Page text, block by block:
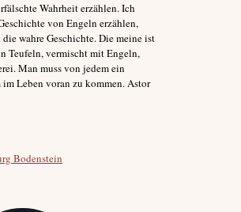
Wahrheit erzählen. Ich
von Engeln erzählen,
die wahre Geschichte. Die meine ist
Teufeln, vermischt mit Engeln,
Man muss von jedem ein
im Leben voran zu kommen. Astor